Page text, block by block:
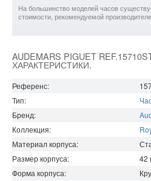
На большинство моделей часов
стоимости, рекомендуемой
AUDEMARS PIGUET
ХАРАКТЕРИСТИКИ.
Референс:
Тип:
Бренд:
Коллекция:
Материал корпуса:
Размер корпуса:
42
Форма корпуса: